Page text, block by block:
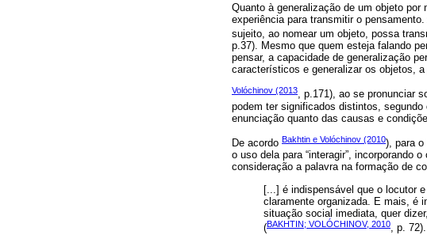
Quanto à generalização de um objeto
experiência para transmitir o
sujeito, ao nomear um objeto, possa
p.37). Mesmo que quem esteja falando
pensar, a capacidade de generalização
característicos e generalizar os objetos,
Volóchinov (2013, p.171), ao se pronunciar
podem ter significados distintos,
enunciação quanto das causas e
De acordo Bakhtin e Volóchinov (2010), para o
o uso dela para “interagir”, incorporando
consideração a palavra na formação de
[...] é indispensável que o locutor
claramente organizada. E mais, é
situação social imediata, quer
(BAKHTIN; VOLÓCHINOV, 2010, p. 72).